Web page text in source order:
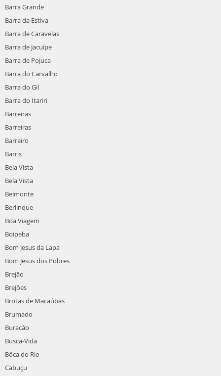
Barra Grande
Barra da Estiva
Barra de Caravelas
Barra de Jacuípe
Barra de Pojuca
Barra do Carvalho
Barra do Gil
Barra do Itariri
Barreiras
Barreiras
Barreiro
Barris
Bela Vista
Bela Vista
Belmonte
Berlinque
Boa Viagem
Boipeba
Bom Jesus da Lapa
Bom Jesus dos Pobres
Brejão
Brejões
Brotas de Macaúbas
Brumado
Buracão
Busca-Vida
Bôca do Rio
Cabuçu